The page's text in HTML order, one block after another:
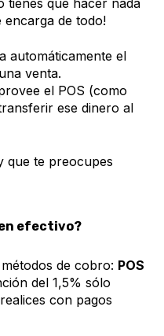
tienes que hacer nada
encarga de todo!
automáticamente el
venta.
el POS (como
ese dinero al
que te preocupes
efectivo?
de cobro: POS
del 1,5% sólo
con pagos